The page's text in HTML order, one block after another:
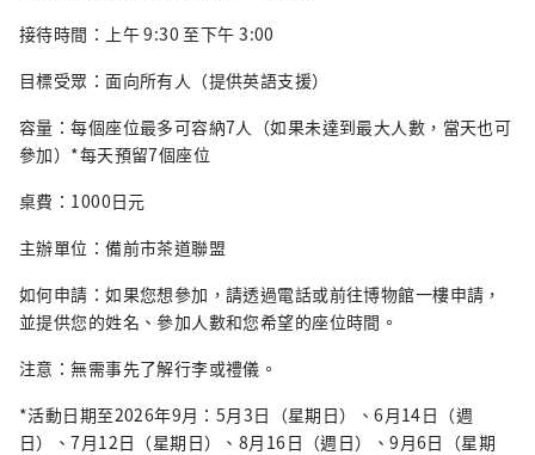
接待時間：上午 9:30 至下午 3:00
目標受眾：面向所有人（提供英語支援）
容量：每個座位最多可容納7人（如果未達到最大人數，當天也可
參加）*每天預留7個座位
桌費：1000日元
主辦單位：備前市茶道聯盟
如何申請：如果您想參加，請透過電話或前往博物館一樓申請，
並提供您的姓名、參加人數和您希望的座位時間。
注意：無需事先了解行李或禮儀。
*活動日期至2026年9月：5月3日（星期日）、6月14日（週
日）、7月12日（星期日）、8月16日（週日）、9月6日（星期